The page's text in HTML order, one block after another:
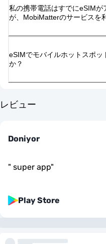
私の携帯電話はすでにeSIM
が、MobiMatterのサービスを
eSIMでモバイルホットスポ
か？
レビュー
Doniyor
" super app"
Play Store